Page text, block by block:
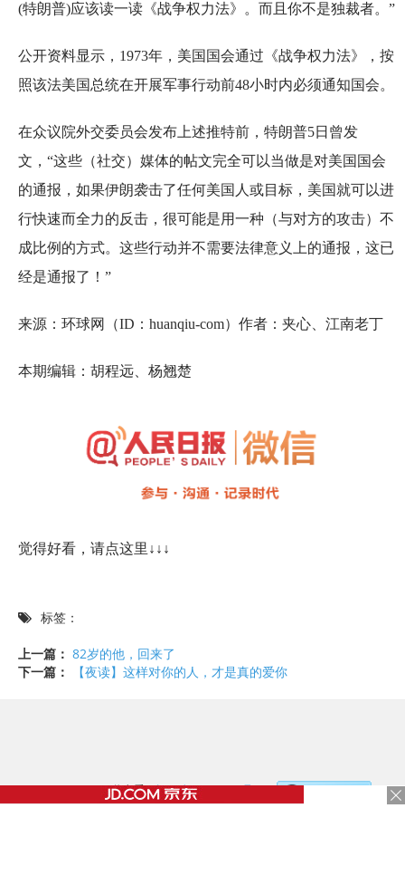
(特朗普)应该读一读《战争权力法》。而且你不是独裁者。”
公开资料显示，1973年，美国国会通过《战争权力法》，按
照该法美国总统在开展军事行动前48小时内必须通知国会。
在众议院外交委员会发布上述推特前，特朗普5日曾发
文，“这些（社交）媒体的帖文完全可以当做是对美国国会
的通报，如果伊朗袭击了任何美国人或目标，美国就可以进
行快速而全力的反击，很可能是用一种（与对方的攻击）不
成比例的方式。这些行动并不需要法律意义上的通报，这已
经是通报了！”
来源：环球网（ID：huanqiu-com）作者：夹心、江南老丁
本期编辑：胡程远、杨翘楚
觉得好看，请点这里↓↓↓
标签：
上一篇： 82岁的他，回来了
下一篇：
【夜读】这样对你的人，才是真的爱你
©2017 - 2020 / 信息看 /粤ICP备17153186号-2，